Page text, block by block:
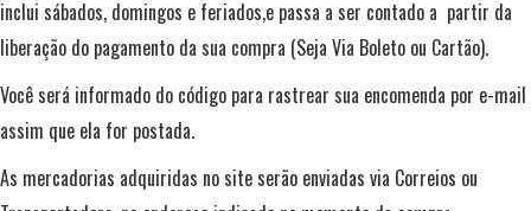
inclui sábados, domingos e feriados,e passa a ser contado a partir da
liberação do pagamento da sua compra (Seja Via Boleto ou Cartão).
Você será informado do código para rastrear sua encomenda por e-mail
assim que ela for postada.
As mercadorias adquiridas no site serão enviadas via Correios ou